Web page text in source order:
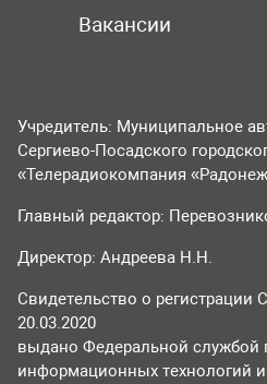
Вакансии
Учредитель: Муниципальное
Сергиево-Посадского
«Телерадиокомпания
Главный редактор:
Директор: Андреева Н.Н.
Свидетельство о
20.03.2020
выдано Федеральной службой
информационных технологий